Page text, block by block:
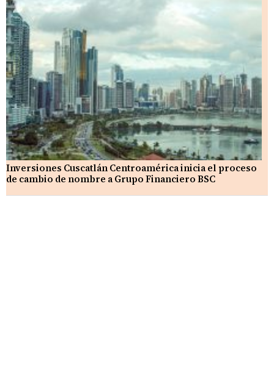
Inversiones Cuscatlán Centroamérica inicia el proceso
de cambio de nombre a Grupo Financiero BSC